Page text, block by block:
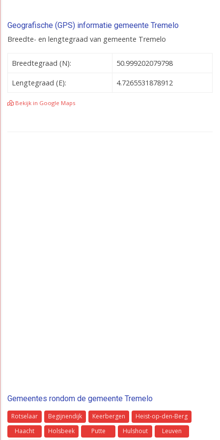
Geografische (GPS) informatie gemeente Tremelo
Breedte- en lengtegraad van gemeente Tremelo
Breedtegraad (N): 50.999202079798
Lengtegraad (E): 4.7265531878912
Bekijk in Google Maps
Gemeentes rondom de gemeente Tremelo
Rotselaar Begijnendijk Keerbergen
Heist-op-den-Berg
Haacht
Holsbeek Putte Hulshout
Leuven